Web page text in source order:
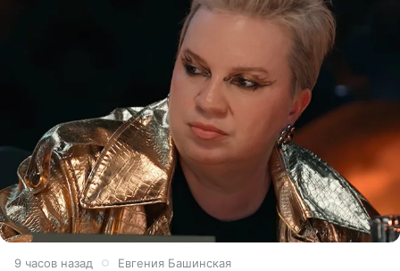
9 часов назад Евгения Башинская